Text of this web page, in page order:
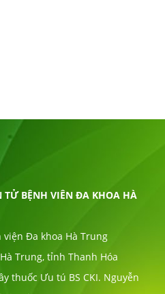
TỬ BỆNH VIÊN ĐA KHOA HÀ
Đa khoa Hà Trung
Trung, tỉnh Thanh Hóa
thuốc Ưu tú BS CKI. Nguyễn